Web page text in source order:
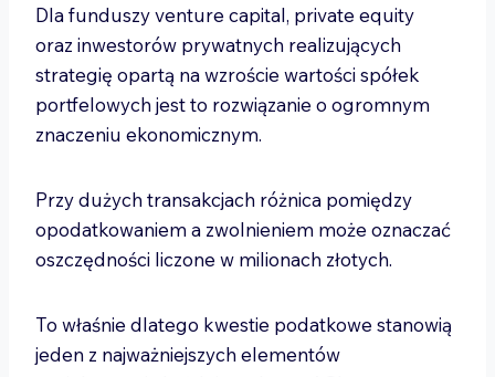
Dla funduszy venture capital, private equity
oraz inwestorów prywatnych realizujących
strategię opartą na wzroście wartości spółek
portfelowych jest to rozwiązanie o ogromnym
znaczeniu ekonomicznym.
Przy dużych transakcjach różnica pomiędzy
opodatkowaniem a zwolnieniem może oznaczać
oszczędności liczone w milionach złotych.
To właśnie dlatego kwestie podatkowe stanowią
jeden z najważniejszych elementów